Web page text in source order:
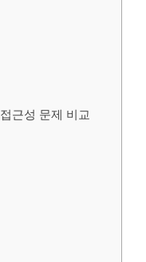
근성 문제 비교